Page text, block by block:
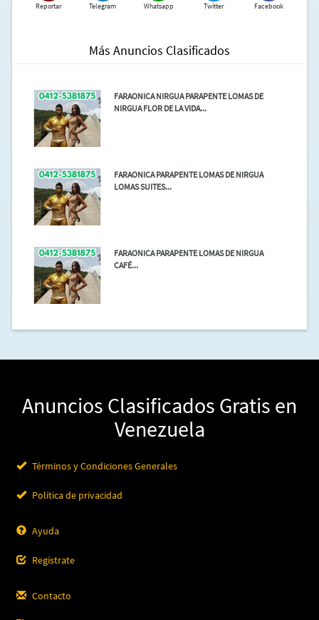
Reportar Telegram Whatsapp Twitter Facebook
Más Anuncios Clasificados
FARAONICA NIRGUA PARAPENTE LOMAS DE
NIRGUA FLOR DE LA VIDA...
FARAONICA PARAPENTE LOMAS DE NIRGUA
LOMAS SUITES...
FARAONICA PARAPENTE LOMAS DE NIRGUA
CAFÉ...
Anuncios Clasificados Gratis en
Venezuela
Términos y Condiciones Generales
Política de privacidad
Ayuda
Regístrate
Contacto